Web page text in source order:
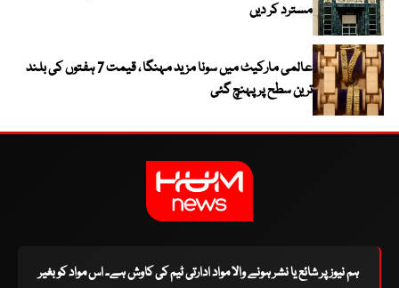
مسترد کر دیں
عالمی مارکیٹ میں سونا مزید مہنگا ، قیمت 7 ہفتوں کی بلند
ترین سطح پر پہنچ گئی
ہم نیوز پر شائع یا نشر ہونے والا مواد ادارتی ٹیم کی کاوش ہے۔ اس مواد کو بغیر